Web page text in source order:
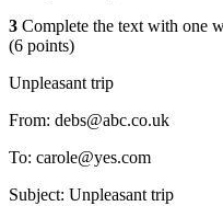
3 Complete the text with one
(6 points)
Unpleasant trip
From: debs@abc.co.uk
To: carole@yes.com
Subject: Unpleasant trip